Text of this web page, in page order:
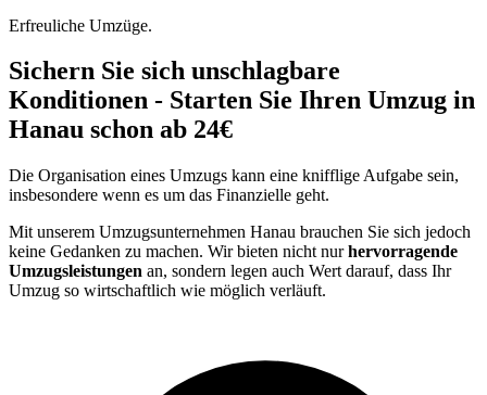
Erfreuliche Umzüge.
Sichern Sie sich unschlagbare
Konditionen - Starten Sie Ihren Umzug in
Hanau schon ab 24€
Die Organisation eines Umzugs kann eine knifflige Aufgabe sein,
insbesondere wenn es um das Finanzielle geht.
Mit unserem Umzugsunternehmen Hanau brauchen Sie sich jedoch
keine Gedanken zu machen. Wir bieten nicht nurhervorragende
Umzugsleistungen an, sondern legen auch Wert darauf, dass Ihr
Umzug so wirtschaftlich wie möglich verläuft.